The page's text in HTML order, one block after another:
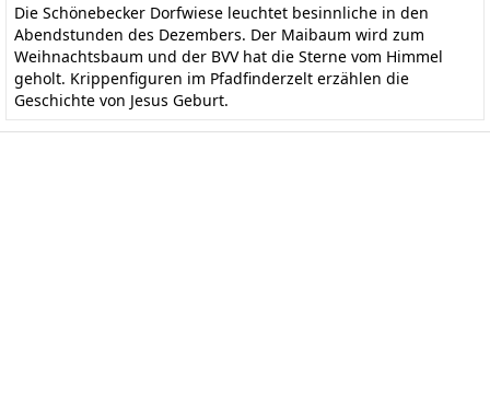
Die Schönebecker Dorfwiese leuchtet besinnliche in den
Abendstunden des Dezembers. Der Maibaum wird zum
Weihnachtsbaum und der BVV hat die Sterne vom Himmel
geholt. Krippenfiguren im Pfadfinderzelt erzählen die
Geschichte von Jesus Geburt.